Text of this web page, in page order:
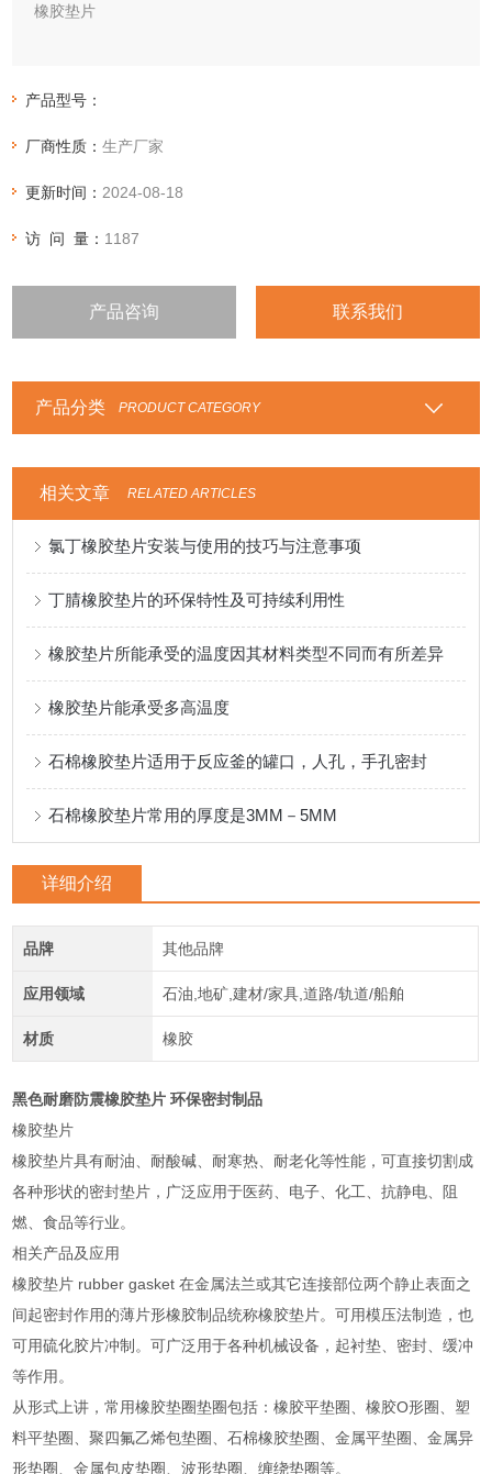
橡胶垫片
切割成各种形状的密封垫片，广泛应用于医药、电子、化工、
产品型号：
厂商性质：生产厂家
更新时间： 2024-08-18
访 问 量： 1187
产品咨询 联系我们
产品分类 PRODUCT CATEGORY
相关文章 RELATED ARTICLES
氯丁橡胶垫片安装与使用的技巧与注意事项
丁腈橡胶垫片的环保特性及可持续利用性
橡胶垫片所能承受的温度因其材料类型不同而有所差异
橡胶垫片能承受多高温度
石棉橡胶垫片适用于反应釜的罐口，人孔，手孔密封
石棉橡胶垫片常用的厚度是3MM－5MM
详细介绍
品牌 其他品牌
应用领域 石油,地矿,建材/家具,道路/轨道/船舶
材质 橡胶
黑色耐磨防震橡胶垫片 环保密封制品
橡胶垫片
橡胶垫片具有耐油、耐酸碱、耐寒热、耐老化等性能，可直接切割成
各种形状的密封垫片，广泛应用于医药、电子、化工、抗静电、阻
燃、食品等行业。
相关产品及应用
橡胶垫片 rubber gasket 在金属法兰或其它连接部位两个静止表面之
间起密封作用的薄片形橡胶制品统称橡胶垫片。可用模压法制造，也
可用硫化胶片冲制。可广泛用于各种机械设备，起衬垫、密封、缓冲
等作用。
从形式上讲，常用橡胶垫圈垫圈包括：橡胶平垫圈、橡胶O形圈、塑
料平垫圈、聚四氟乙烯包垫圈、石棉橡胶垫圈、金属平垫圈、金属异
形垫圈、金属包皮垫圈、波形垫圈、缠绕垫圈等。